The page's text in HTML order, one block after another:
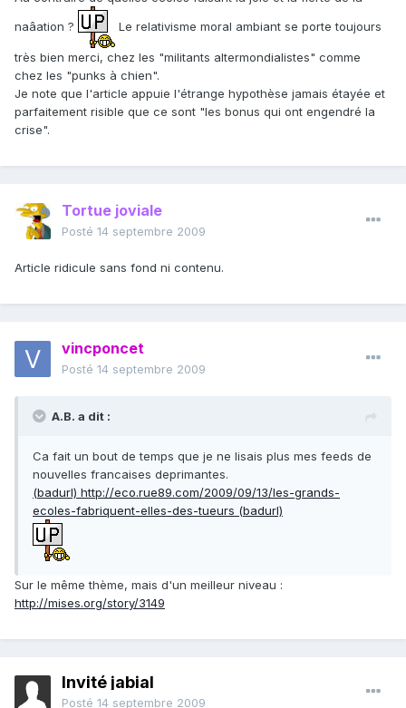
naâation ?
Le relativisme moral ambiant se porte toujours
très bien merci, chez les "militants altermondialistes" comme
chez les "punks à chien".
Je note que l'article appuie l'étrange hypothèse jamais étayée et
parfaitement risible que ce sont "les bonus qui ont engendré la
crise".
Tortue joviale
Posté 14 septembre 2009
Article ridicule sans fond ni contenu.
vincponcet
Posté 14 septembre 2009
A.B. a dit :
Ca fait un bout de temps que je ne lisais plus mes feeds de
nouvelles francaises deprimantes.
(badurl) http://eco.rue89.com/2009/09/13/les-grands-
ecoles-fabriquent-elles-des-tueurs (badurl)
Sur le même thème, mais d'un meilleur niveau :
http://mises.org/story/3149
Invité jabial
Posté 14 septembre 2009